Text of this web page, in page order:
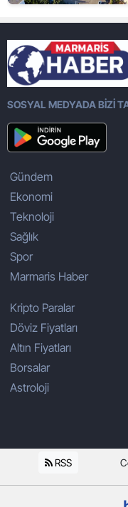
SOSYAL MEDYADA BİZİ
Gündem
Ekonomi
Teknoloji
Sağlık
Spor
Marmaris Haber
Kripto Paralar
Döviz Fiyatları
Altın Fiyatları
Borsalar
Astroloji
RSS